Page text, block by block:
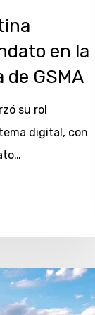
close
en la
GSMA
su rol
digital, con